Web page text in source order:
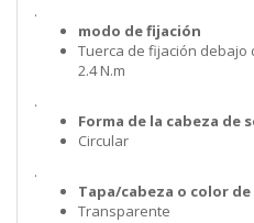
.
modo de fijación
Tuerca de fijación debajo
2.4 N.m
.
Forma de la cabeza de
Circular
.
Tapa/cabeza o color
Transparente